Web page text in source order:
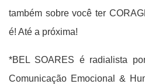
também sobre você ter
é! Até a próxima!
*BEL SOARES é radialista
Comunicação Emocional &